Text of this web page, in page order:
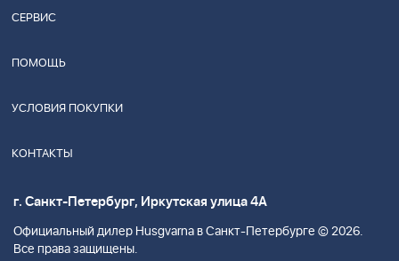
СЕРВИС
ПОМОЩЬ
УСЛОВИЯ ПОКУПКИ
КОНТАКТЫ
г. Санкт-Петербург, Иркутская улица 4А
Официальный дилер Husgvarna в Санкт-Петербурге © 2026.
Все права защищены.